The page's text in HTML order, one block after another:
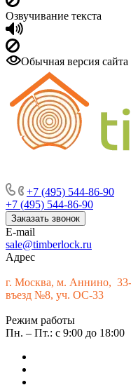
Озвучивание текста
Обычная версия сайта
+7 (495) 544-86-90
+7 (495) 544-86-90
Заказать звонок
E-mail
sale@timberlock.ru
Адрес
г. Москва, м. Аннино,
въезд №8, уч. ОС-33
Режим работы
Пн. – Пт.: с 9:00 до 18:00